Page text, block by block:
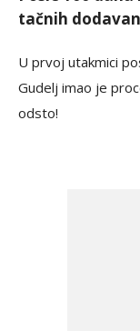
tačnih
U prvoj utakmici
Gudelj imao je
odsto!